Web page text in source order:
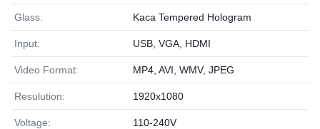
Glass: Kaca Tempered Hologram
Input: USB, VGA, HDMI
Video Format: MP4, AVI, WMV, JPEG
Resulution: 1920x1080
Voltage: 110-240V